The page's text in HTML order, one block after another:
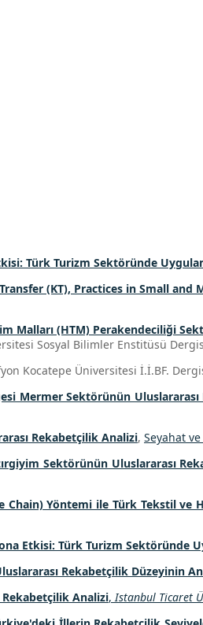
Türk Turizm Sektöründe
(KT), Practices in Small
Malları (HTM) Perakendeciliği
Sosyal Bilimler Enstitüsü
Kocatepe Üniversitesi İ.İ.BF.
Mermer Sektörünün
Rekabetçilik Analizi, Seyahat
Sektörünün Uluslararası
Chain) Yöntemi ile Türk Tekstil ve
Etkisi: Türk Turizm Sektöründe
Rekabetçilik Düzeyinin
Analizi,Istanbul Ticaret